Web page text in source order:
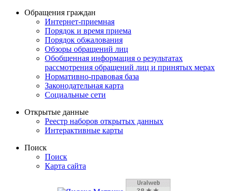
Обращения граждан
Интернет-приемная
Порядок и время приема
Порядок обжалования
Обзоры обращений лиц
Обобщенная информация о результатах
рассмотрения обращений лиц и принятых мерах
Нормативно-правовая база
Законодательная карта
Социальные сети
Открытые данные
Реестр наборов открытых данных
Интерактивные карты
Поиск
Поиск
Карта сайта